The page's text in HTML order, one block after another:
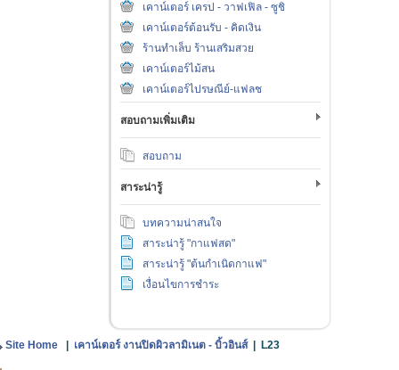
เคาน์เตอร์ เครป - วาฟเฟิล - ซูชิ
เคาน์เตอร์ต้อนรับ - คิดเงิน
ร้านทำเล็บ ร้านเสริมสวย
เคาน์เตอร์ไม้สน
เคาน์เตอร์ไปรษณีย์-แฟลช
สอบถามเพิ่มเติม
สอบถาม
สาระน่ารู้
บทความน่าสนใจ
สาระน่ารู้ "กาแฟสด"
สาระน่ารู้ "ต้นกำเนิดกาแฟ"
เงื่อนไขการชำระ
Site Home เคาน์เตอร์ งานปิดผิวลามิเนต - บิ้วอินส์| L23